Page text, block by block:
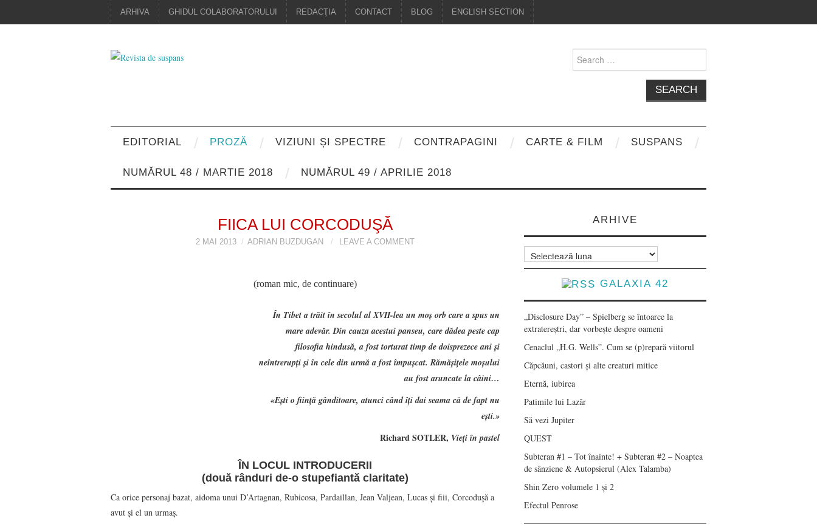
ARHIVA GHIDUL COLABORATORULUI REDACŢIA CONTACT BLOG ENGLISH SECTION
Search
for:
EDITORIAL PROZĂ VIZIUNI ȘI SPECTRE CONTRAPAGINI CARTE & FILM SUSPANS
NUMĂRUL 48 / MARTIE 2018 NUMĂRUL 49 / APRILIE 2018
FIICA LUI CORCODUŞĂ
2 MAI 2013 ADRIAN BUZDUGAN LEAVE A COMMENT
(roman mic, de continuare)
În Tibet a trăit în secolul al XVII-lea un moş orb care a spus un
mare adevăr. Din cauza acestui panseu, care dădea peste cap
filosofia hindusă, a fost torturat timp de doisprezece ani şi
neîntrerupţi şi în cele din urmă a fost împuşcat. Rămășițele moşului
au fost aruncate la câini…
«Eşti o fiinţă gânditoare, atunci când îţi dai seama că de fapt nu
eşti.»
Richard SOTLER, Vieţi în pastel
ÎN LOCUL INTRODUCERII
(două rânduri de-o stupefiantă claritate)
Ca orice personaj bazat, aidoma unui D’Artagnan, Rubicosa, Pardaillan, Jean Valjean, Lucas şi fiii, Corcoduşă a
avut şi el un urmaş.
ARHIVE
Arhive
GALAXIA 42
„Disclosure Day” – Spielberg se întoarce la
extratereștri, dar vorbește despre oameni
Cenaclul „H.G. Wells”. Cum se (p)repară viitorul
Căpcăuni, castori și alte creaturi mitice
Eternă, iubirea
Patimile lui Lazăr
Să vezi Jupiter
QUEST
Subteran #1 – Tot înainte! + Subteran #2 – Noaptea
de sânziene & Autopsierul (Alex Talamba)
Shin Zero volumele 1 și 2
Efectul Penrose